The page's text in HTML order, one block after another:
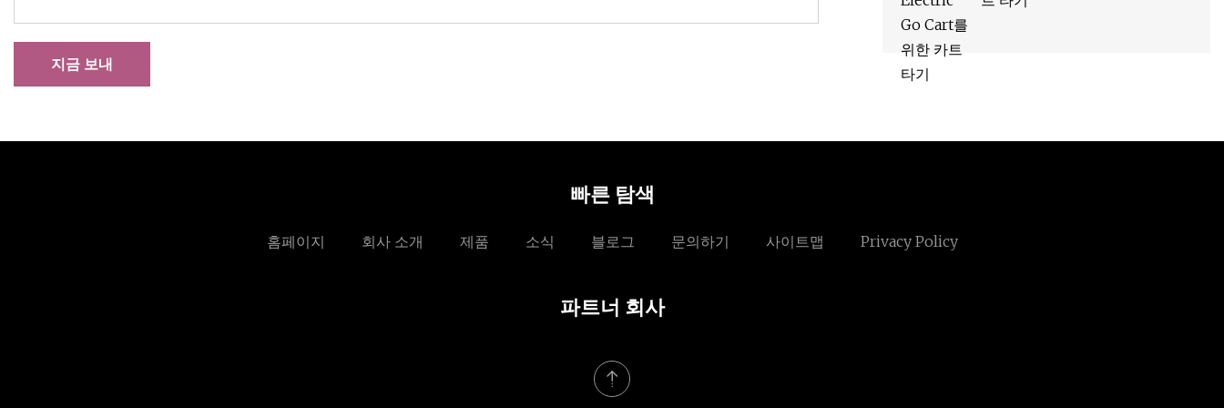
지금 보내
빠른 탐색
홈페이지 회사 소개 제품 소식 블로그 문의하기 사이트맵 Privacy Policy
파트너 회사